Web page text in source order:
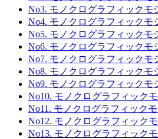
No3. モノクログラフィックモ
No4. モノクログラフィックモ
No5. モノクログラフィックモ
No6. モノクログラフィックモ
No7. モノクログラフィックモ
No8. モノクログラフィックモ
No9. モノクログラフィックモ
No10. モノクログラフィック
No11. モノクログラフィック
No12. モノクログラフィック
No13. モノクログラフィック